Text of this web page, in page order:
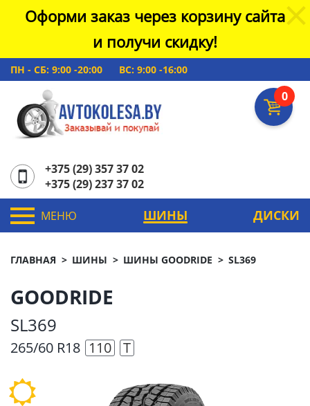
Оформи заказ через корзину сайта
и получи скидку!
ПН - СБ: 9:00 -20:00 ВС: 9:00 -16:00
0
+375 (29) 357 37 02
+375 (29) 237 37 02
МЕНЮ ШИНЫ ДИСКИ
ГЛАВНАЯ ШИНЫ ШИНЫ GOODRIDE SL369
GOODRIDE
SL369
265/60 R18 110 T